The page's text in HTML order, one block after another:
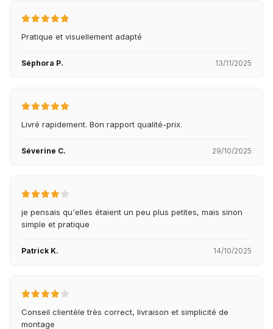
Pratique et visuellement adapté
Séphora P. 13/11/2025
Livré rapidement. Bon rapport qualité-prix.
Séverine C. 29/10/2025
je pensais qu'elles étaient un peu plus petites, mais sinon
simple et pratique
Patrick K. 14/10/2025
Conseil clientèle très correct, livraison et simplicité de
montage